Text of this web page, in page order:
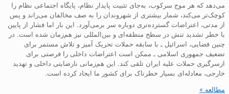
می‌دهد که هر موج سرکوب، به‌جای تثبیت پایدار نظام، پایگاه اجتماعی نظام را
کوچک‌تر می‌کند، شمار بیشتری از شهروندان را به صف مخالفان می‌راند و پس
از مدتی، اعتراضات گسترده‌تری دوباره سر برمی‌آورد. این بار اما فشار از پایین
با خطر تشدید تنش در سطح منطقه‌ای و بین‌المللی نیز هم‌زمان شده است. در
چنین فضایی، اسرائیل ـ با سابقه حملات تحریک آمیز و تلاش مستمر برای
تضعیف جمهوری اسلامی ـ ممکن است اعتراضات داخلی را فرصتی برای
ازسرگیری حملات علیه ایران تلقی کند. این هم‌زمانی نارضایتی داخلی و تهدید
خارجی، معادله‌ای بسیار خطرناک برای کشور ما ایجاد کرده است.
مطالعه »